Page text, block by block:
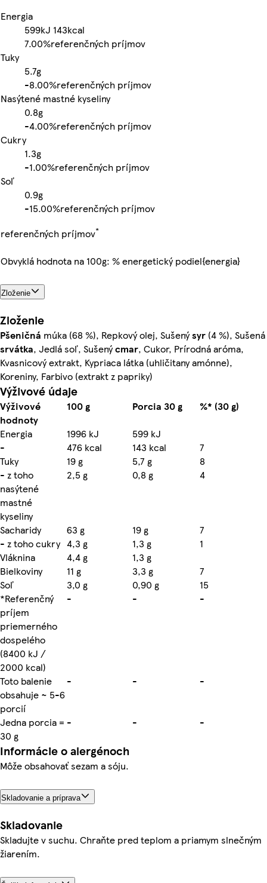
Energia
599kJ 143kcal
7.00%referenčných príjmov
Tuky
5.7g
-8.00%referenčných príjmov
Nasýtené mastné kyseliny
0.8g
-4.00%referenčných príjmov
Cukry
1.3g
-1.00%referenčných príjmov
Soľ
0.9g
-15.00%referenčných príjmov
referenčných príjmov*
Obvyklá hodnota na 100g: % energetický podiel{energia}
Zloženie
Zloženie
Pšeničná múka (68 %), Repkový olej, Sušenýsyr (4 %), Sušená
srvátka, Jedlá soľ, Sušenýcmar, Cukor, Prírodná aróma,
Kvasnicový extrakt, Kypriaca látka (uhličitany amónne),
Koreniny, Farbivo (extrakt z papriky)
Výživové údaje
Výživové
hodnoty
100 g Porcia 30 g
%* (30 g)
Energia
1996 kJ
599 kJ
-
476 kcal 143 kcal
7
Tuky
19 g 5,7 g
8
- z toho
nasýtené
mastné
kyseliny
2,5 g 0,8 g 4
Sacharidy 63 g 19 g
7
- z toho cukry 4,3 g 1,3 g
1
Vláknina
4,4 g
1,3 g
Bielkoviny
11 g 3,3 g
7
Soľ
3,0 g 0,90 g
15
*Referenčný
príjem
priemerného
dospelého
(8400 kJ /
2000 kcal)
- - -
Toto balenie
obsahuje ~ 5-6
porcií
- - -
Jedna porcia =
30 g
- - -
Informácie o alergénoch
Môže obsahovať sezam a sóju.
Skladovanie a príprava
Skladovanie
Skladujte v suchu. Chraňte pred teplom a priamym slnečným
žiarením.